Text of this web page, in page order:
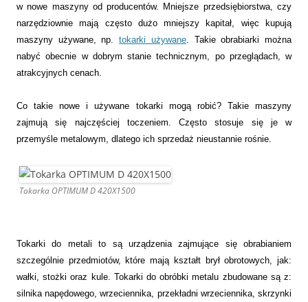
w nowe maszyny od producentów. Mniejsze przedsiębiorstwa, czy
narzędziownie mają często dużo mniejszy kapitał, więc kupują
maszyny używane, np.tokarki używane. Takie obrabiarki można
nabyć obecnie w dobrym stanie technicznym, po przeglądach, w
atrakcyjnych cenach.
Co takie nowe i używane tokarki mogą robić? Takie maszyny
zajmują się najczęściej toczeniem. Często stosuje się je w
przemyśle metalowym, dlatego ich sprzedaż nieustannie rośnie.
Tokarka OPTIMUM D 420X1500
Tokarki do metali to są urządzenia zajmujące się obrabianiem
szczególnie przedmiotów, które mają kształt brył obrotowych, jak:
wałki, stożki oraz kule. Tokarki do obróbki metalu zbudowane są z:
silnika napędowego, wrzeciennika, przekładni wrzeciennika, skrzynki